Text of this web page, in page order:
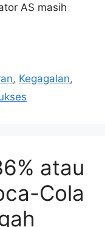
AS masih
, Kegagalan,
atau
Cola